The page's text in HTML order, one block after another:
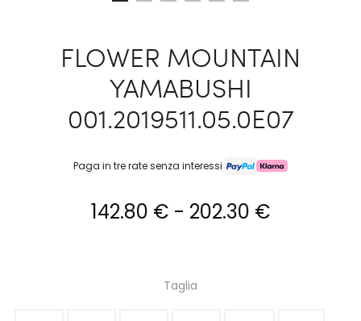
FLOWER MOUNTAIN
YAMABUSHI
001.2019511.05.0E07
Paga in tre rate senza interessi
142.80 € - 202.30 €Fascia
Taglia